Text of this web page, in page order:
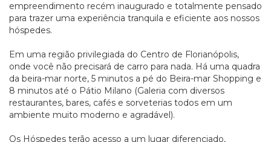
empreendimento recém inaugurado e totalmente pensado
para trazer uma experiência tranquila e eficiente aos nossos
hóspedes.
Em uma região privilegiada do Centro de Florianópolis,
onde você não precisará de carro para nada. Há uma quadra
da beira-mar norte, 5 minutos a pé do Beira-mar Shopping e
8 minutos até o Pátio Milano (Galeria com diversos
restaurantes, bares, cafés e sorveterias todos em um
ambiente muito moderno e agradável).
Os Hóspedes terão acesso a um lugar diferenciado,